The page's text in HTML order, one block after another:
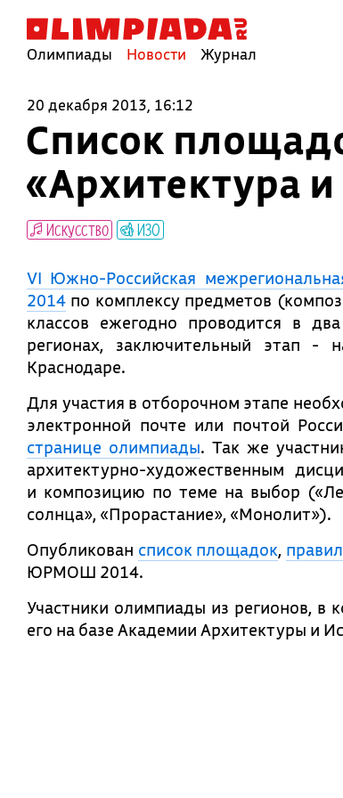
Олимпиады Новости Журнал
20 декабря 2013, 16:12
Список
«Архитектура
Искусство ИЗО
VI Южно-Российская
2014 по комплексу предметов
классов ежегодно проводится в
регионах, заключительный этап -
Краснодаре.
Для участия в отборочном этапе
электронной почте или почтой
странице олимпиады. Так же
архитектурно-художественным
и композицию по теме на выбор
солнца», «Прорастание», «Монолит»).
Опубликован список площадок,
ЮРМОШ 2014.
Участники олимпиады из регионов, в
его на базе Академии Архитектуры и